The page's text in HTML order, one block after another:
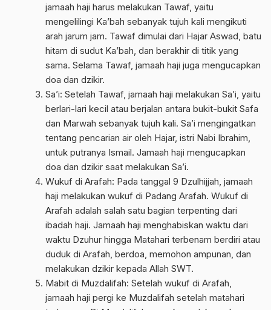
jamaah haji harus melakukan Tawaf, yaitu
mengelilingi Ka’bah sebanyak tujuh kali mengikuti
arah jarum jam. Tawaf dimulai dari Hajar Aswad, batu
hitam di sudut Ka’bah, dan berakhir di titik yang
sama. Selama Tawaf, jamaah haji juga mengucapkan
doa dan dzikir.
Sa’i: Setelah Tawaf, jamaah haji melakukan Sa’i, yaitu
berlari-lari kecil atau berjalan antara bukit-bukit Safa
dan Marwah sebanyak tujuh kali. Sa’i mengingatkan
tentang pencarian air oleh Hajar, istri Nabi Ibrahim,
untuk putranya Ismail. Jamaah haji mengucapkan
doa dan dzikir saat melakukan Sa’i.
Wukuf di Arafah: Pada tanggal 9 Dzulhijjah, jamaah
haji melakukan wukuf di Padang Arafah. Wukuf di
Arafah adalah salah satu bagian terpenting dari
ibadah haji. Jamaah haji menghabiskan waktu dari
waktu Dzuhur hingga Matahari terbenam berdiri atau
duduk di Arafah, berdoa, memohon ampunan, dan
melakukan dzikir kepada Allah SWT.
Mabit di Muzdalifah: Setelah wukuf di Arafah,
jamaah haji pergi ke Muzdalifah setelah matahari